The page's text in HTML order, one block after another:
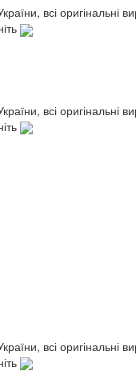
всі
всі
всі